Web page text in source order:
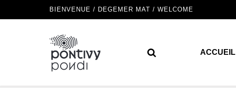
BIENVENUE / DEGEMER MAT / WELCOME
ACCUEIL